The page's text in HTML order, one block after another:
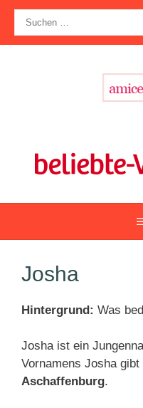
Zum
Inhalt
springen
nach:
Josha
Hintergrund: Was
Josha ist ein
Vornamens Josha
Aschaffenburg.